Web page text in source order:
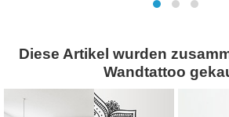
Diese Artikel wurden
Wandtattoo